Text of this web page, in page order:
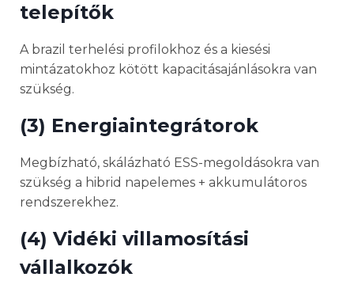
telepítők
A brazil terhelési profilokhoz és a kiesési
mintázatokhoz kötött kapacitásajánlásokra van
szükség.
(3) Energiaintegrátorok
Megbízható, skálázható ESS-megoldásokra van
szükség a hibrid napelemes + akkumulátoros
rendszerekhez.
(4) Vidéki villamosítási
vállalkozók